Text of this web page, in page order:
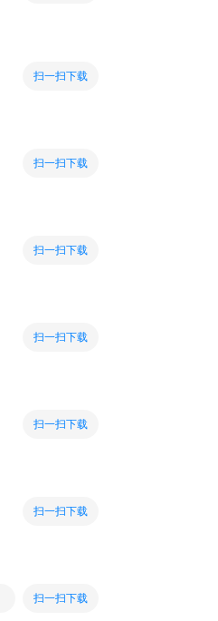
扫一扫下载
扫一扫下载
扫一扫下载
扫一扫下载
扫一扫下载
扫一扫下载
扫一扫下载